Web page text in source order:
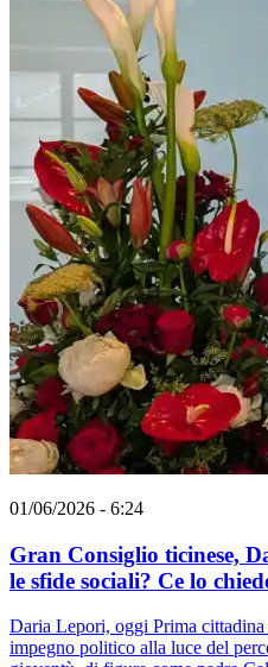
01/06/2026 - 6:24
Gran Consiglio ticinese,
le sfide sociali? Ce lo
Daria Lepori, oggi Prima
impegno politico alla luce del